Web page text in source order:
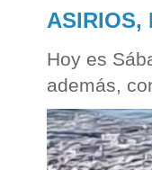
ASIRIOS,
Hoy es
además,